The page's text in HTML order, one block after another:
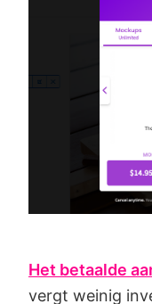
Het betaalde
vergt weinig